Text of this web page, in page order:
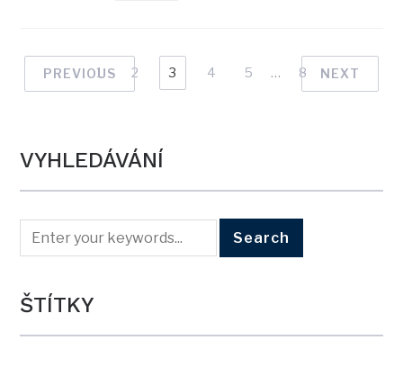
PREVIOUS
1 2 3 4 5 … 8 NEXT
VYHLEDÁVÁNÍ
ŠTÍTKY